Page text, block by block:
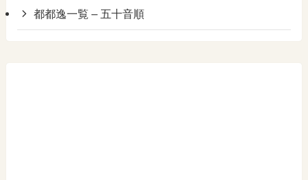
都都逸一覧 – 五十音順